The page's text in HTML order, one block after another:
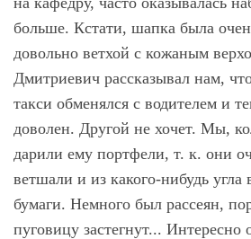
больше. Кстати, шапка была
довольно ветхой с кожаным
Дмитриевич рассказывал нам,
такси обменялся с водителем и
доволен. Другой не хочет. Мы,
дарили ему портфели, т. к. они
ветшали и из какого-нибудь угла
бумаги. Немного был рассеян,
пуговицу застегнут... Интересно